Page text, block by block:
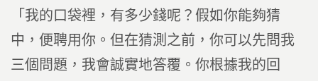
「我的口袋裡，有多少錢呢？假如你能夠猜
中，便聘用你。但在猜測之前，你可以先問我
三個問題，我會誠實地答覆。你根據我的回